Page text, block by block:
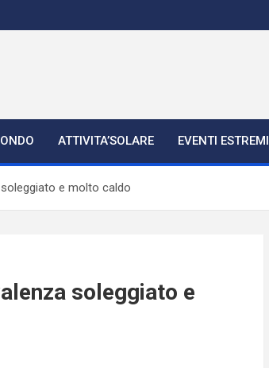
ATTIVITA’SOLARE EVENTI ESTREMI
e molto caldo
soleggiato e